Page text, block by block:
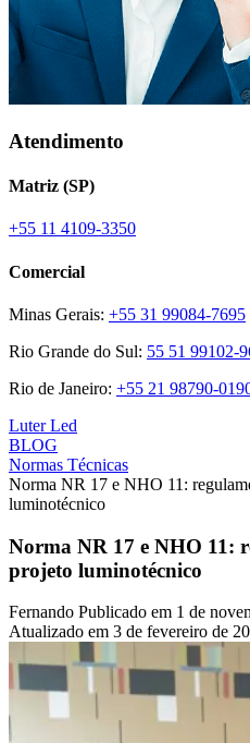
Atendimento
Matriz (SP)
+55 11 4109-3350
Comercial
Minas Gerais: +55 31 99084-7695
Rio Grande do Sul: 55 51 99102-
Rio de Janeiro: +55 21 98790-
Luter Led
BLOG
Normas Técnicas
Norma NR 17 e NHO 11:
luminotécnico
Norma NR 17 e NHO 11:
projeto luminotécnico
Fernando Publicado em 1 de
Atualizado em 3 de fevereiro de